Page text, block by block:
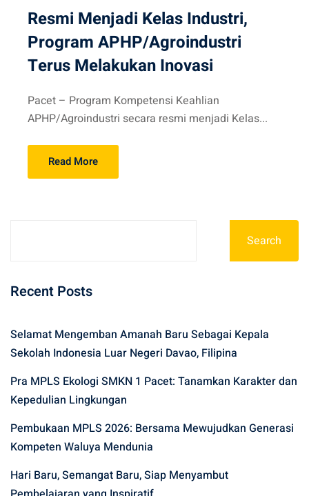
Resmi Menjadi Kelas Industri,
Program APHP/Agroindustri
Terus Melakukan Inovasi
Pacet – Program Kompetensi Keahlian
APHP/Agroindustri secara resmi menjadi Kelas...
Read More
Search
Recent Posts
Selamat Mengemban Amanah Baru Sebagai Kepala
Sekolah Indonesia Luar Negeri Davao, Filipina
Pra MPLS Ekologi SMKN 1 Pacet: Tanamkan Karakter dan
Kepedulian Lingkungan
Pembukaan MPLS 2026: Bersama Mewujudkan Generasi
Kompeten Waluya Mendunia
Hari Baru, Semangat Baru, Siap Menyambut